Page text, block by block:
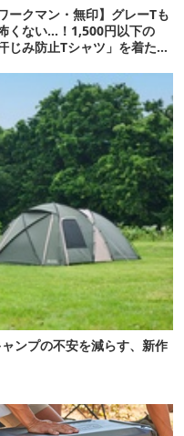
ワークマン・無印】グレーTも
くない…！1,500円以下の
汗じみ防止Tシャツ」を着たら
ンプの不安を減らす、新作